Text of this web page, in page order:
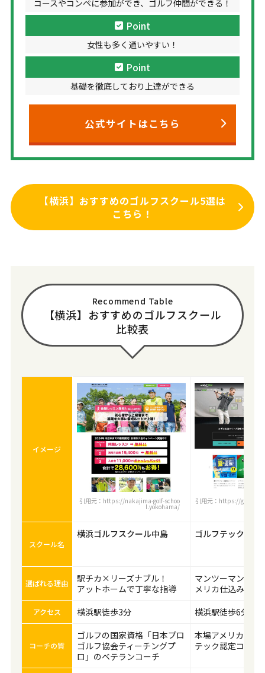
コースやコンペに参加ができ、ゴルフ仲間ができる！
Point
女性も多く通いやすい！
Point
基礎を徹底しており上達ができる
公式サイトはこちら
【横浜】おすすめのゴルフスクール5選は
こちら！
Recommend Table
【横浜】おすすめのゴルフスクール
比較表
イメージ
引用元：https://nakajima-golf-schoo
l.yokohama/
引用元：https://
スクール名
横浜ゴルフスクール中島 ゴルフテック 横浜
選ばれる理由
駅チカ×リーズナブル！
アットホームで丁寧な指導
マンツーマンで上
メリカ仕込みのレ
アクセス 横浜駅徒歩3分 横浜駅徒歩6分
コーチの質
ゴルフの国家資格「日本プロ
ゴルフ協会ティーチングプ
ロ」のベテランコーチ
本場アメリカ仕込
テック認定コーチ